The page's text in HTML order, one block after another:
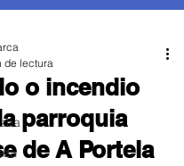
o incendio
parroquia
de A Portela
de lectura